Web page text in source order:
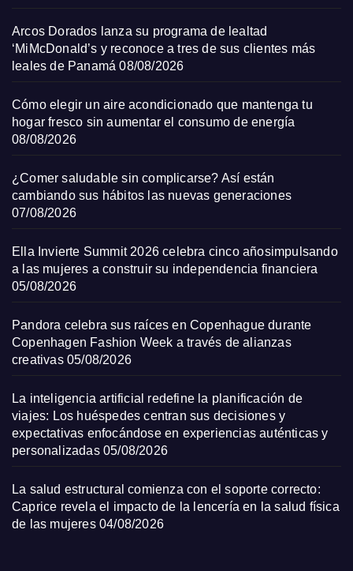
Arcos Dorados lanza su programa de lealtad
‘MiMcDonald’s y reconoce a tres de sus clientes más
leales de Panamá 08/08/2026
Cómo elegir un aire acondicionado que mantenga tu
hogar fresco sin aumentar el consumo de energía
08/08/2026
¿Comer saludable sin complicarse? Así están
cambiando sus hábitos las nuevas generaciones
07/08/2026
Ella Invierte Summit 2026 celebra cinco añosimpulsando
a las mujeres a construir su independencia financiera
05/08/2026
Pandora celebra sus raíces en Copenhague durante
Copenhagen Fashion Week a través de alianzas
creativas 05/08/2026
La inteligencia artificial redefine la planificación de
viajes: Los huéspedes centran sus decisiones y
expectativas enfocándose en experiencias auténticas y
personalizadas 05/08/2026
La salud estructural comienza con el soporte correcto:
Caprice revela el impacto de la lencería en la salud física
de las mujeres 04/08/2026